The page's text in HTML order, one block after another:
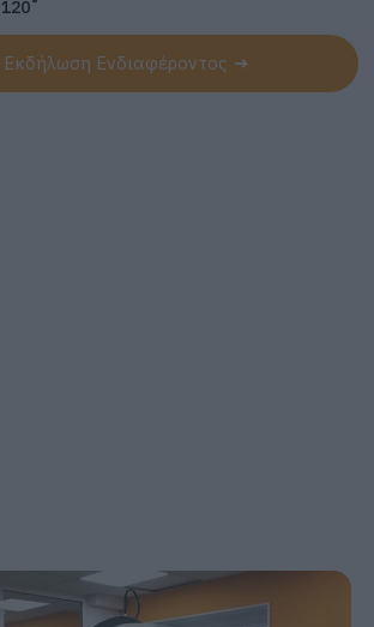
120˚
Εκδήλωση Ενδιαφέροντος